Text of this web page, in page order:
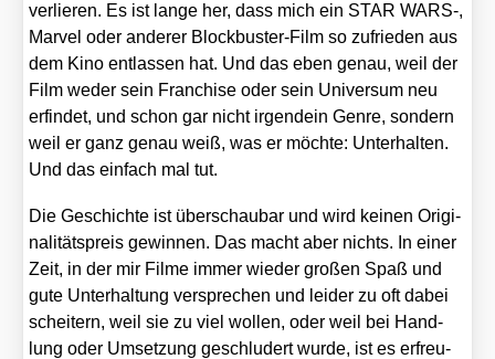
ver­lie­ren. Es ist lan­ge her, dass mich ein STAR WARS‑,
Mar­vel oder ande­rer Block­bus­ter-Film so zufrie­den aus
dem Kino ent­las­sen hat. Und das eben genau, weil der
Film weder sein Fran­chise oder sein Uni­ver­sum neu
erfin­det, und schon gar nicht irgend­ein Gen­re, son­dern
weil er ganz genau weiß, was er möch­te: Unter­hal­ten.
Und das ein­fach mal tut.
Die Geschich­te ist über­schau­bar und wird kei­nen Ori­gi­
na­li­täts­preis gewin­nen. Das macht aber nichts. In einer
Zeit, in der mir Fil­me immer wie­der gro­ßen Spaß und
gute Unter­hal­tung ver­spre­chen und lei­der zu oft dabei
schei­tern, weil sie zu viel wol­len, oder weil bei Hand­
lung oder Umset­zung geschlu­dert wur­de, ist es erfreu­